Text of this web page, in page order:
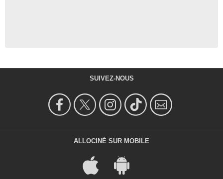
SUIVEZ-NOUS
ALLOCINÉ SUR MOBILE